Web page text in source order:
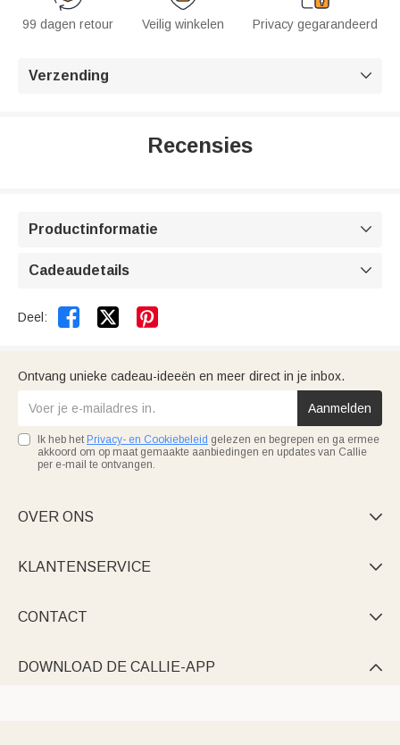
99 dagen retour Veilig winkelen Privacy gegarandeerd
Verzending 
Recensies
Productinformatie 
Cadeaudetails 
Deel:  
Ontvang unieke cadeau-ideeën en meer direct in je inbox.
Aanmelden
Ik heb het Privacy- en Cookiebeleid gelezen en begrepen en ga ermee
akkoord om op maat gemaakte aanbiedingen en updates van Callie
per e-mail te ontvangen.
OVER ONS 
KLANTENSERVICE 
CONTACT 
DOWNLOAD DE CALLIE-APP 